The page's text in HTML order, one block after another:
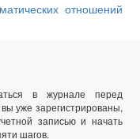
отношений
в журнале перед
уже зарегистрированы,
записью и начать
шагов.